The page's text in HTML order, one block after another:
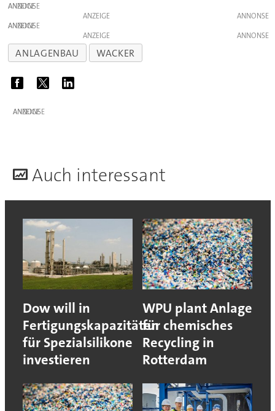
ANZEIGE
ANZEIGE
ANZEIGE
ANZEIGE
ANLAGENBAU WACKER
ANZEIGE
Auch interessant
Dow will in
Fertigungskapazitäten
für Spezialsilikone
investieren
WPU plant Anlage
für chemisches
Recycling in
Rotterdam